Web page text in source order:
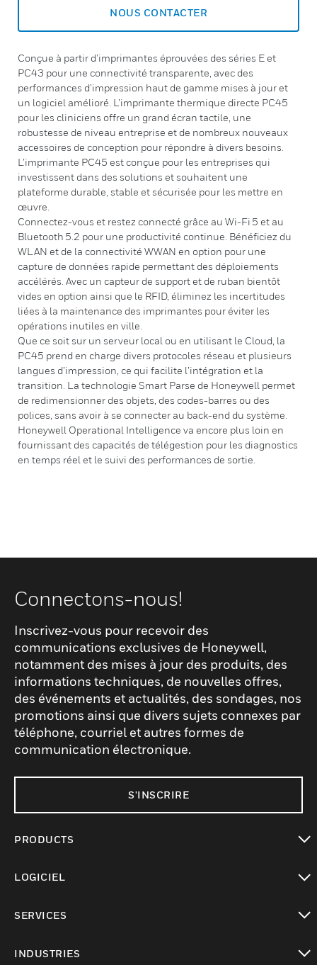
NOUS CONTACTER
Conçue à partir d’imprimantes éprouvées des séries E et
PC43 pour une connectivité transparente, avec des
performances d’impression haut de gamme mises à jour et
un logiciel amélioré. L’imprimante thermique directe PC45
pour les cliniciens offre un grand écran tactile, une
robustesse de niveau entreprise et de nombreux nouveaux
accessoires de conception pour répondre à divers besoins.
L’imprimante PC45 est conçue pour les entreprises qui
investissent dans des solutions et souhaitent une
plateforme durable, stable et sécurisée pour les mettre en
œuvre.
Connectez-vous et restez connecté grâce au Wi-Fi 5 et au
Bluetooth 5.2 pour une productivité continue. Bénéficiez du
WLAN et de la connectivité WWAN en option pour une
capture de données rapide permettant des déploiements
accélérés. Avec un capteur de support et de ruban bientôt
vides en option ainsi que le RFID, éliminez les incertitudes
liées à la maintenance des imprimantes pour éviter les
opérations inutiles en ville.
Que ce soit sur un serveur local ou en utilisant le Cloud, la
PC45 prend en charge divers protocoles réseau et plusieurs
langues d’impression, ce qui facilite l’intégration et la
transition. La technologie Smart Parse de Honeywell permet
de redimensionner des objets, des codes-barres ou des
polices, sans avoir à se connecter au back-end du système.
Honeywell Operational Intelligence va encore plus loin en
fournissant des capacités de télégestion pour les diagnostics
en temps réel et le suivi des performances de sortie.
Connectons-nous!
Inscrivez-vous pour recevoir des
communications exclusives de Honeywell,
notamment des mises à jour des produits, des
informations techniques, de nouvelles offres,
des événements et actualités, des sondages, nos
promotions ainsi que divers sujets connexes par
téléphone, courriel et autres formes de
communication électronique.
S'INSCRIRE
PRODUCTS
LOGICIEL
SERVICES
INDUSTRIES